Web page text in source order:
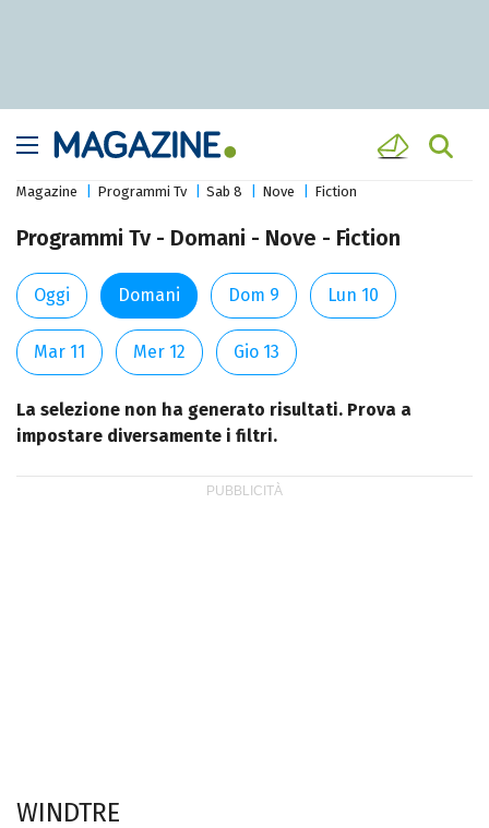
Magazine Programmi Tv Sab 8 Nove Fiction
Programmi Tv - Domani - Nove - Fiction
Oggi Domani Dom 9 Lun 10
Mar 11 Mer 12 Gio 13
La selezione non ha generato risultati. Prova a
impostare diversamente i filtri.
WINDTRE